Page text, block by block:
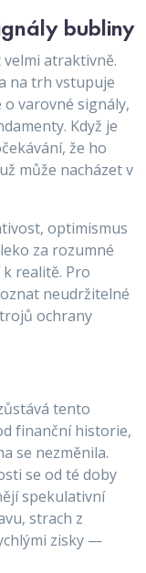
bubliny
atraktivně.
na trh vstupuje
varovné signály,
Když je
že ho
může nacházet v
optimismus
za rozumné
realitě. Pro
neudržitelné
ochrany
tento
finanční historie,
se nezměnila.
se od té doby
spekulativní
strach z
zisky —